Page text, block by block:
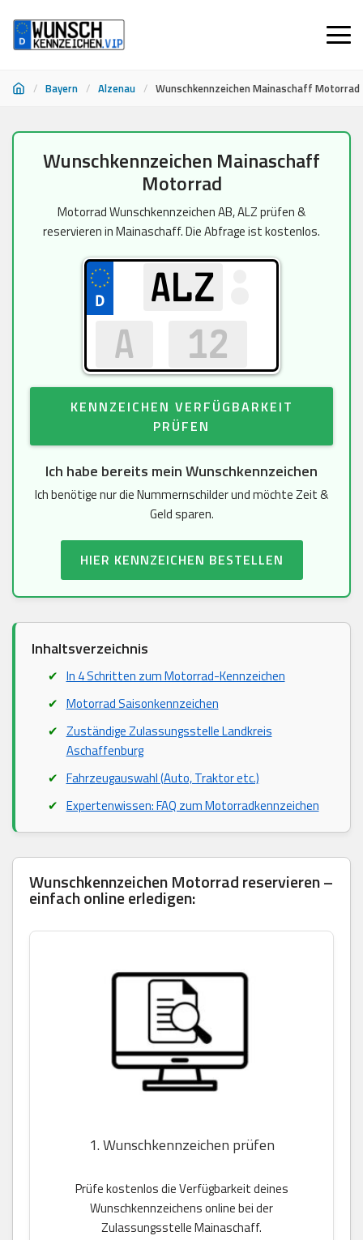
/ Bayern / Alzenau / Wunschkennzeichen Mainaschaff Motorrad
Wunschkennzeichen Mainaschaff
Motorrad
Motorrad Wunschkennzeichen AB, ALZ prüfen &
reservieren in Mainaschaff. Die Abfrage ist kostenlos.
KENNZEICHEN VERFÜGBARKEIT
PRÜFEN
Ich habe bereits mein Wunschkennzeichen
Ich benötige nur die Nummernschilder und möchte Zeit &
Geld sparen.
HIER KENNZEICHEN BESTELLEN
Inhaltsverzeichnis
In 4 Schritten zum Motorrad-Kennzeichen
Motorrad Saisonkennzeichen
Zuständige Zulassungsstelle Landkreis
Aschaffenburg
Fahrzeugauswahl (Auto, Traktor etc.)
Expertenwissen: FAQ zum Motorradkennzeichen
Wunschkennzeichen Motorrad reservieren –
einfach online erledigen:
1. Wunschkennzeichen prüfen
Prüfe kostenlos die Verfügbarkeit deines
Wunschkennzeichens online bei der
Zulassungsstelle Mainaschaff.